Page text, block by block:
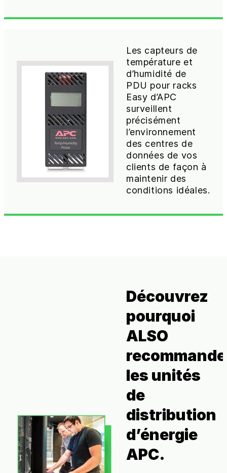
Les capteurs de
température et
d’humidité de
PDU pour racks
Easy d’APC
surveillent
précisément
l’environnement
des centres de
données de vos
clients de façon à
maintenir des
conditions idéales.
Découvrez
pourquoi
ALSO
recommande
les unités
de
distribution
d’énergie
APC.